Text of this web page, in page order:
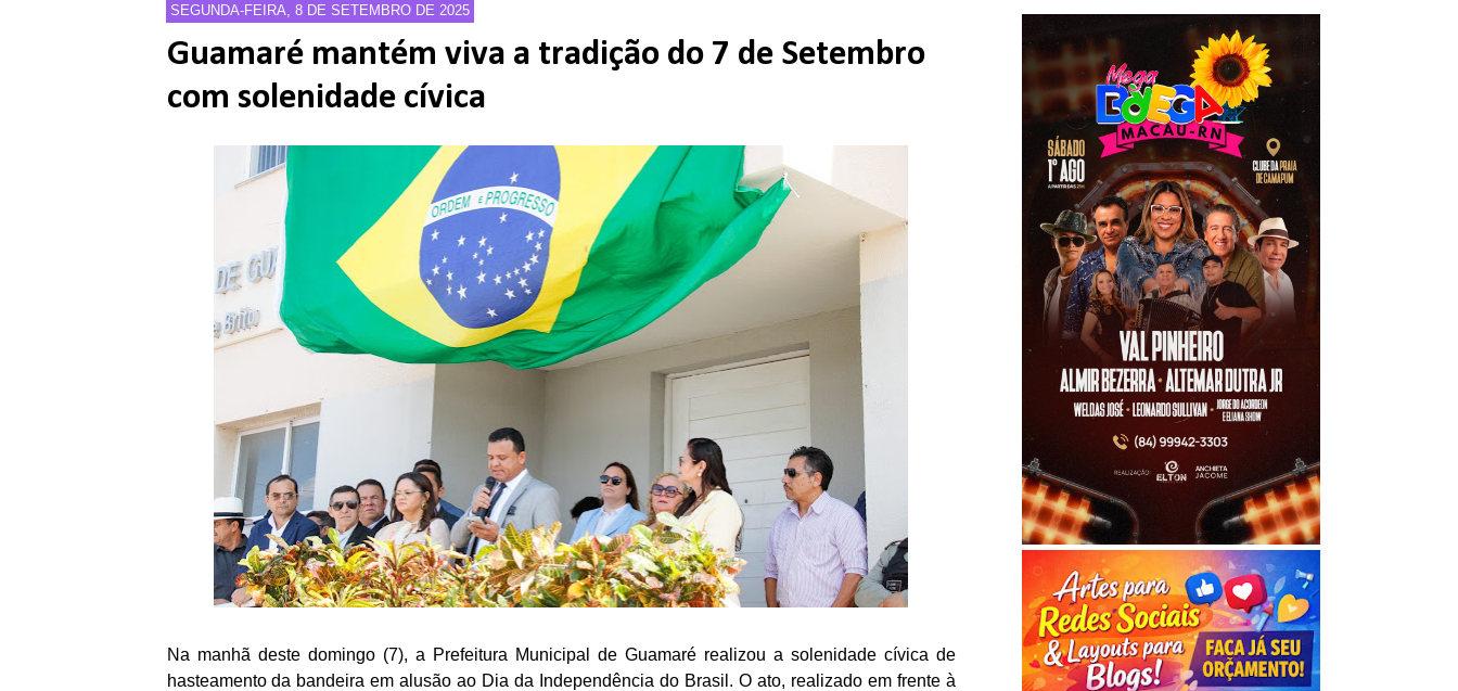
SEGUNDA-FEIRA, 8 DE SETEMBRO DE 2025
Guamaré mantém viva a tradição do 7 de Setembro
com solenidade cívica
Na manhã deste domingo (7), a Prefeitura Municipal de Guamaré realizou a solenidade cívica de
hasteamento da bandeira em alusão ao Dia da Independência do Brasil. O ato, realizado em frente à